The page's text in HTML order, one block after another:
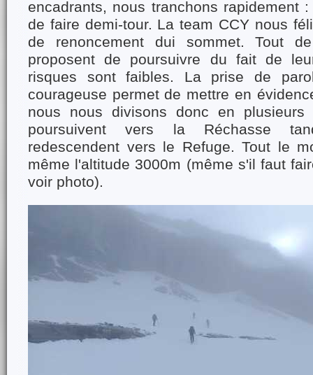
encadrants, nous tranchons rapidement
de faire demi-tour. La team CCY nous
de renoncement dui sommet. Tout
proposent de poursuivre du fait de
risques sont faibles. La prise de
courageuse permet de mettre en
nous nous divisons donc en plusieurs
poursuivent vers la Réchasse
redescendent vers le Refuge. Tout le
même l'altitude 3000m (même s'il faut
voir photo).